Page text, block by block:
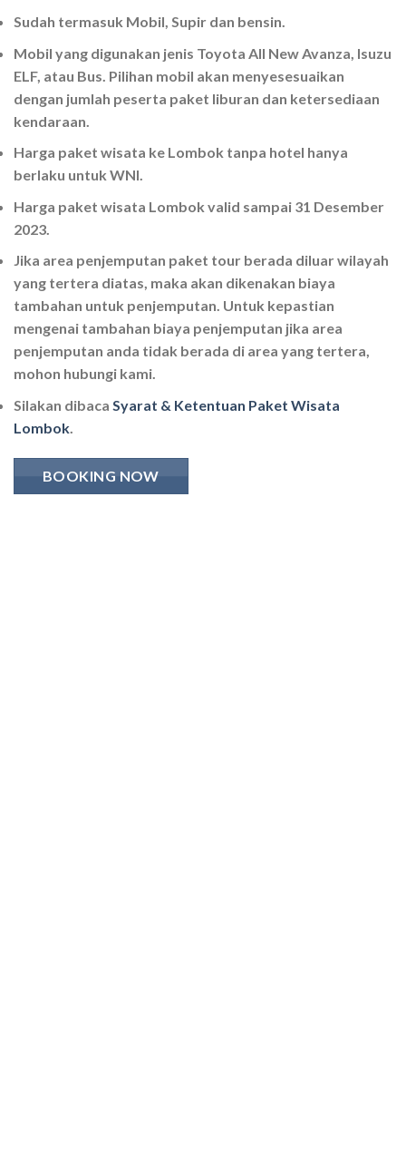
Sudah termasuk Mobil, Supir dan bensin.
Mobil yang digunakan jenis Toyota All New Avanza, Isuzu
ELF, atau Bus. Pilihan mobil akan menyesesuaikan
dengan jumlah peserta paket liburan dan ketersediaan
kendaraan.
Harga paket wisata ke Lombok tanpa hotel hanya
berlaku untuk WNI.
Harga paket wisata Lombok valid sampai 31 Desember
2023.
Jika area penjemputan paket tour berada diluar wilayah
yang tertera diatas, maka akan dikenakan biaya
tambahan untuk penjemputan. Untuk kepastian
mengenai tambahan biaya penjemputan jika area
penjemputan anda tidak berada di area yang tertera,
mohon hubungi kami.
Silakan dibaca Syarat & Ketentuan Paket Wisata
Lombok.
BOOKING NOW